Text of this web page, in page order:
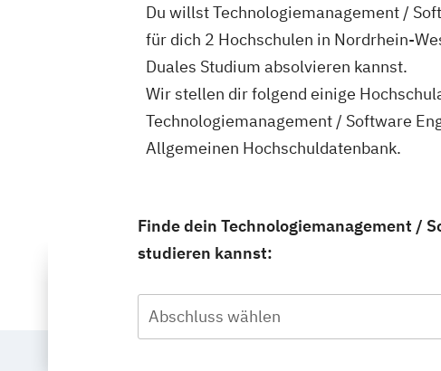
Du willst Technologiemanagement /
für dich 2 Hochschulen in Nordrhein-
Duales Studium absolvieren kannst.
Wir stellen dir folgend einige
Technologiemanagement / Software
Allgemeinen Hochschuldatenbank.
Finde dein Technologiemanagement /
studieren kannst:
Abschluss wählen